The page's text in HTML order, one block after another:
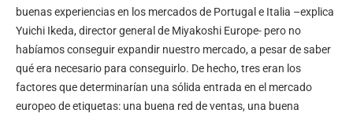
buenas experiencias en los mercados de Portugal e Italia –explica
Yuichi Ikeda, director general de Miyakoshi Europe- pero no
habíamos conseguir expandir nuestro mercado, a pesar de saber
qué era necesario para conseguirlo. De hecho, tres eran los
factores que determinarían una sólida entrada en el mercado
europeo de etiquetas: una buena red de ventas, una buena